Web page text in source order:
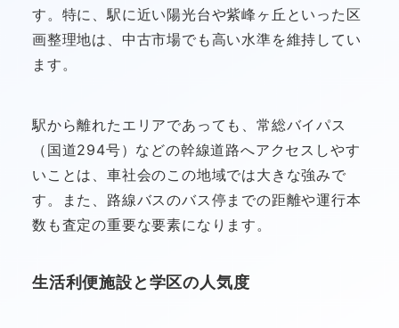
す。特に、駅に近い陽光台や紫峰ヶ丘といった区
画整理地は、中古市場でも高い水準を維持してい
ます。
駅から離れたエリアであっても、常総バイパス
（国道294号）などの幹線道路へアクセスしやす
いことは、車社会のこの地域では大きな強みで
す。また、路線バスのバス停までの距離や運行本
数も査定の重要な要素になります。
生活利便施設と学区の人気度